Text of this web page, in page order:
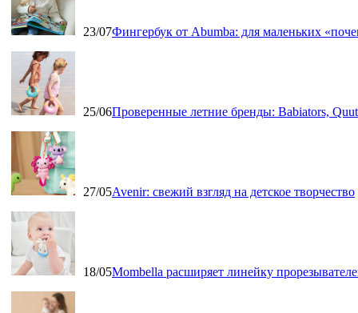
23/07Фингербук от Abumba: для маленьких
25/06Проверенные летние бренды: Babiators,
27/05Avenir: свежий взгляд на детское творчество
18/05Mombella расширяет линейку